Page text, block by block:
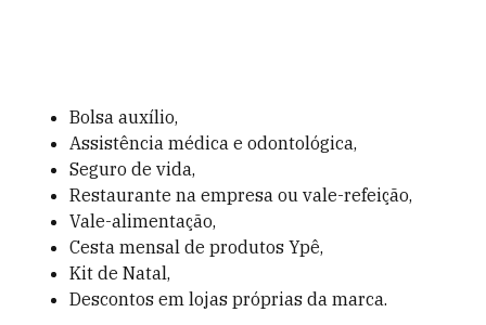
Bolsa auxílio,
Assistência médica e odontológica,
Seguro de vida,
Restaurante na empresa ou vale-refeição,
Vale-alimentação,
Cesta mensal de produtos Ypê,
Kit de Natal,
Descontos em lojas próprias da marca.